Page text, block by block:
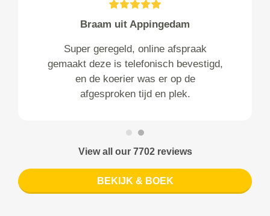
Braam uit Appingedam
Super geregeld, online afspraak
gemaakt deze is telefonisch bevestigd,
en de koerier was er op de
afgesproken tijd en plek.
View all our 7702 reviews
BEKIJK & BOEK